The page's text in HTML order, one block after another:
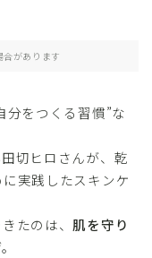
があります
分をつくる習慣”な
切ヒロさんが、乾
実践したスキンケ
たのは、 肌を守り